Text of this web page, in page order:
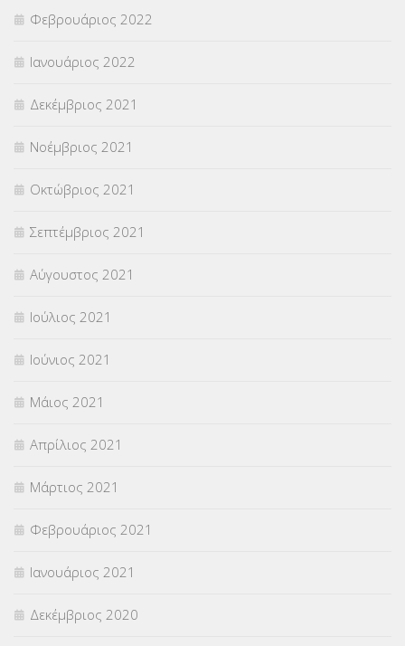
Φεβρουάριος 2022
Ιανουάριος 2022
Δεκέμβριος 2021
Νοέμβριος 2021
Οκτώβριος 2021
Σεπτέμβριος 2021
Αύγουστος 2021
Ιούλιος 2021
Ιούνιος 2021
Μάιος 2021
Απρίλιος 2021
Μάρτιος 2021
Φεβρουάριος 2021
Ιανουάριος 2021
Δεκέμβριος 2020